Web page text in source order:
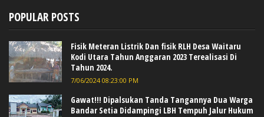
POPULAR POSTS
Fisik Meteran Listrik Dan fisik RLH Desa Waitaru
Kodi Utara Tahun Anggaran 2023 Terealisasi Di
Tahun 2024.
7/06/2024 08:23:00 PM
Gawat!!! Dipalsukan Tanda Tangannya Dua Warga
Bandar Setia Didampingi LBH Tempuh Jalur Hukum